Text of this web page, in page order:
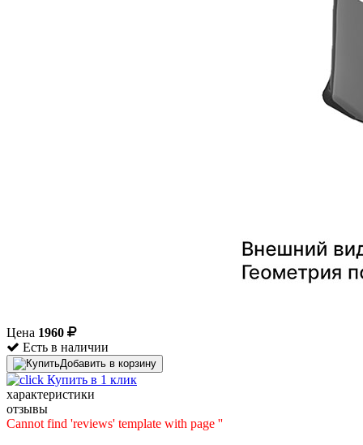
Цена 1960
Есть в наличии
Добавить в корзину
Купить в 1 клик
характеристики
отзывы
Cannot find 'reviews' template with page ''